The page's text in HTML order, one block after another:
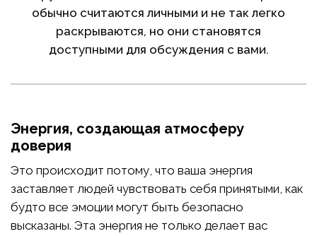
обычно считаются личными и не так легко
раскрываются, но они становятся
доступными для обсуждения с вами.
Энергия, создающая атмосферу
доверия
Это происходит потому, что ваша энергия
заставляет людей чувствовать себя принятыми, как
будто все эмоции могут быть безопасно
высказаны. Эта энергия не только делает вас